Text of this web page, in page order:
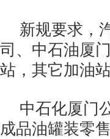
新规要求，
司、中石油厦
站，其它加油
中石化厦门
成品油罐装零